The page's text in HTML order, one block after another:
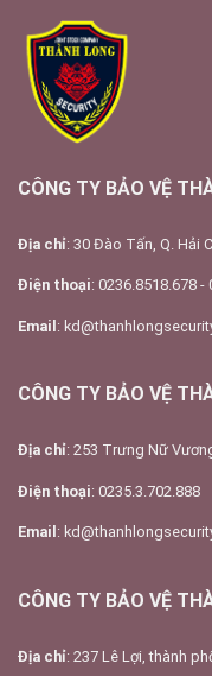
CÔNG TY BẢO VỆ
Địa chỉ: 30 Đào Tấn, Q. Hải
Điện thoại: 0236.8518.678 -
Email :
CÔNG TY BẢO VỆ
Địa chỉ: 253 Trưng Nữ
Điện thoại: 0235.3.702.888
Email :
CÔNG TY BẢO VỆ
Địa chỉ: 237 Lê Lợi, thành